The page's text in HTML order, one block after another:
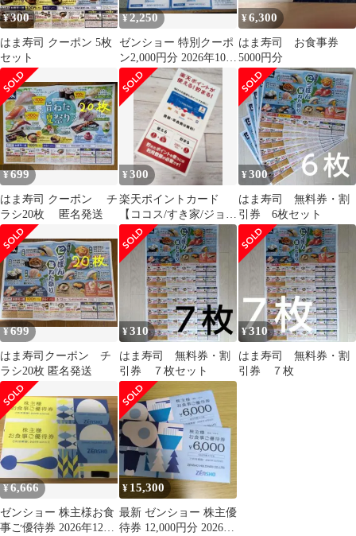
¥300
はま寿司 クーポン 5枚
セット
¥2,250
ゼンショー 特別クーポ
ン2,000円分 2026年10月
末まで すき家,はま寿司
¥6,300
はま寿司 お食事券
5000円分
¥699
はま寿司 クーポン チ
ラシ20枚 匿名発送
¥300
楽天ポイントカード
【ココス/すき家/ジョリ
ーパスタ/はま寿司】
¥300
はま寿司 無料券・割
引券 6枚セット
¥699
はま寿司クーポン チ
ラシ20枚 匿名発送
¥310
はま寿司 無料券・割
引券 ７枚セット
¥310
はま寿司 無料券・割
引券 ７枚
¥6,666
ゼンショー 株主様お食
事ご優待券 2026年12月
¥ 15,300
最新 ゼンショー 株主優
待券 12,000円分 2026年